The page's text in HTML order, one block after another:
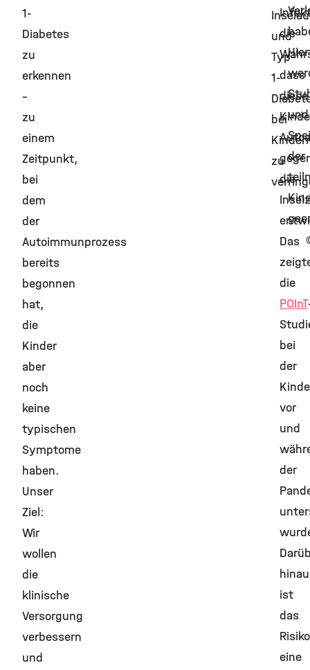
1-
Diabetes
zu
erkennen
–
zu
einem
Zeitpunkt,
bei
dem
der
Autoimmunprozess
bereits
begonnen
hat,
die
Kinder
aber
noch
keine
typischen
Symptome
haben.
Unser
Ziel:
Wir
wollen
die
klinische
Versorgung
verbessern
und
und
Typ-
1-
bei
zu
die
dass
diese
die
Das
die
POInT
bei
der
vor
und
der
ist
das
eine
und
der